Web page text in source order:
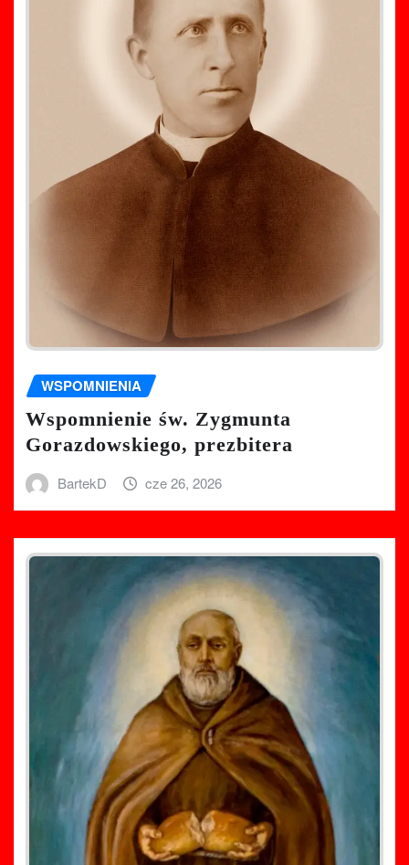
WSPOMNIENIA
Wspomnienie św. Zygmunta
Gorazdowskiego, prezbitera
BartekD cze 26, 2026